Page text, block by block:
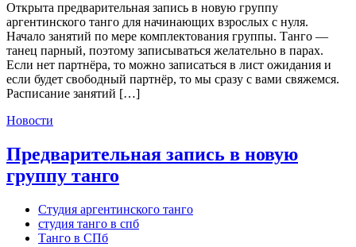
Открыта предварительная запись в новую группу
аргентинского танго для начинающих взрослых с нуля.
Начало занятий по мере комплектования группы. Танго —
танец парный, поэтому записываться желательно в парах.
Если нет партнёра, то можно записаться в лист ожидания и
если будет свободный партнёр, то мы сразу с вами свяжемся.
Расписание занятий […]
Новости
Предварительная запись в новую
группу танго
Студия аргентинского танго
студия танго в спб
Танго в СПб